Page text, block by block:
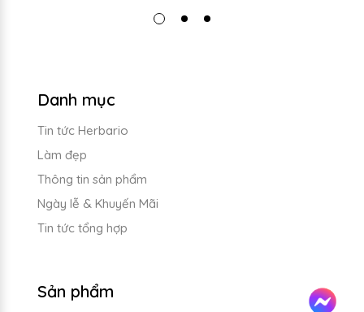
Danh mục
Tin tức Herbario
Làm đẹp
Thông tin sản phẩm
Ngày lễ & Khuyến Mãi
Tin tức tổng hợp
Sản phẩm